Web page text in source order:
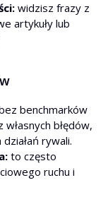
widzisz frazy z
artykuły lub
benchmarków
błędów,
rywali.
to często
ruchu i